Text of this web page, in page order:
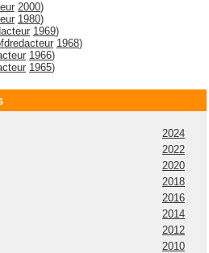
2000)
1980)
1969)
1968)
1966)
1965)
2024
2022
2020
2018
2016
2014
2012
2010